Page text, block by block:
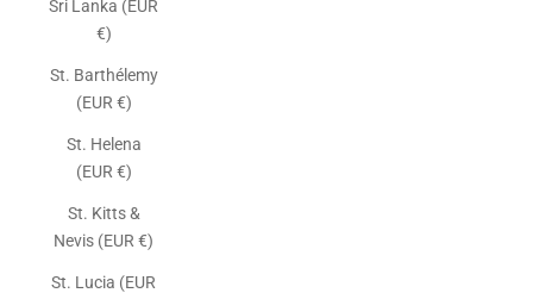
Sri Lanka (EUR
€)
St. Barthélemy
(EUR €)
St. Helena
(EUR €)
St. Kitts &
Nevis (EUR €)
St. Lucia (EUR